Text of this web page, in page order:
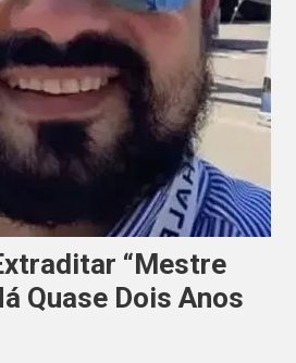
“Mestre
Quase Dois Anos